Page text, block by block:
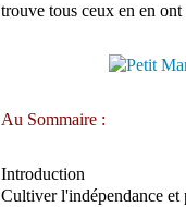
trouve tous ceux en en
Au Sommaire :
Introduction
Cultiver l'indépendance et